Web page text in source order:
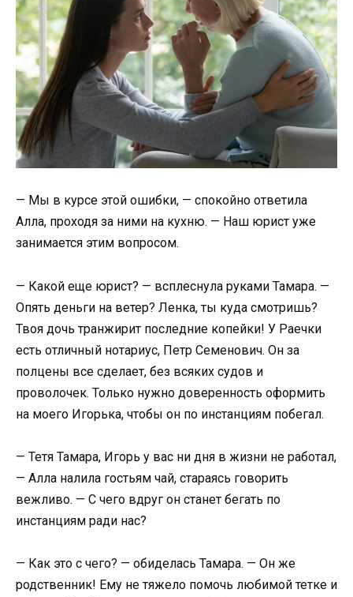
— Мы в курсе этой ошибки, — спокойно ответила
Алла, проходя за ними на кухню. — Наш юрист уже
занимается этим вопросом.
— Какой еще юрист? — всплеснула руками Тамара. —
Опять деньги на ветер? Ленка, ты куда смотришь?
Твоя дочь транжирит последние копейки! У Раечки
есть отличный нотариус, Петр Семенович. Он за
полцены все сделает, без всяких судов и
проволочек. Только нужно доверенность оформить
на моего Игорька, чтобы он по инстанциям побегал.
— Тетя Тамара, Игорь у вас ни дня в жизни не работал,
— Алла налила гостьям чай, стараясь говорить
вежливо. — С чего вдруг он станет бегать по
инстанциям ради нас?
— Как это с чего? — обиделась Тамара. — Он же
родственник! Ему не тяжело помочь любимой тетке и